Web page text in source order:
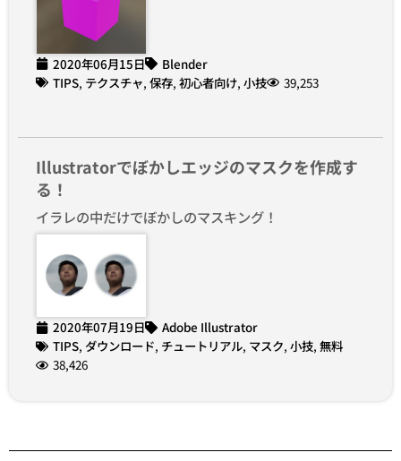
2020年06月15日
Blender
TIPS, テクスチャ, 保存, 初心者向け, 小技 39,253
Illustratorでぼかしエッジのマスクを作成す
る！
イラレの中だけでぼかしのマスキング！
2020年07月19日
Adobe Illustrator
TIPS, ダウンロード, チュートリアル, マスク, 小技, 無料
38,426